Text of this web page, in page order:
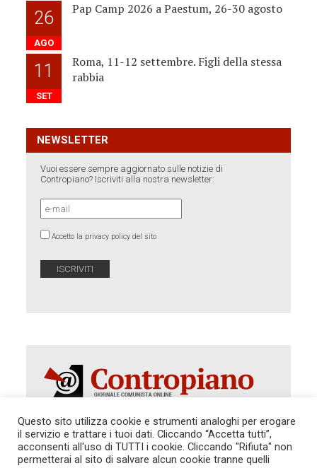
26
AGO
Pap Camp 2026 a Paestum, 26-30 agosto
11
SET
Roma, 11-12 settembre. Figli della stessa
rabbia
NEWSLETTER
Vuoi essere sempre aggiornato sulle notizie di
Contropiano? Iscriviti alla nostra newsletter:
Accetto la privacy policy del sito
Autorizzazione del Tribunale di Roma 286 del 31
dicembre 2014. Direttore Responsabile: Sergio
Questo sito utilizza cookie e strumenti analoghi per erogare
il servizio e trattare i tuoi dati. Cliccando “Accetta tutti”,
acconsenti all'uso di TUTTI i cookie. Cliccando "Rifiuta" non
permetterai al sito di salvare alcun cookie tranne quelli